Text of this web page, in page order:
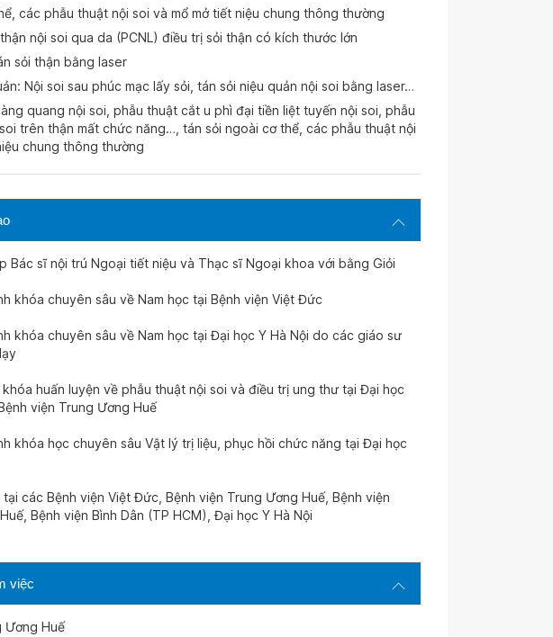
các phẫu thuật nội soi và mổ mở tiết niệu chung thông thường
nội soi qua da (PCNL) điều trị sỏi thận có kích thước lớn
sỏi thận bằng laser
Nội soi sau phúc mạc lấy sỏi, tán sỏi niệu quản nội soi bằng laser…
quang nội soi, phẫu thuật cắt u phì đại tiền liệt tuyến nội soi, phẫu
trên thận mất chức năng…, tán sỏi ngoài cơ thể, các phẫu thuật nội
chung thông thường
Bác sĩ nội trú Ngoại tiết niệu và Thạc sĩ Ngoại khoa với bằng Giỏi
khóa chuyên sâu về Nam học tại Bệnh viện Việt Đức
khóa chuyên sâu về Nam học tại Đại học Y Hà Nội do các giáo sư
huấn luyện về phẫu thuật nội soi và điều trị ung thư tại Đại học
viện Trung Ương Huế
khóa học chuyên sâu Vật lý trị liệu, phục hồi chức năng tại Đại học
các Bệnh viện Việt Đức, Bệnh viện Trung Ương Huế, Bệnh viện
Bệnh viện Bình Dân (TP HCM), Đại học Y Hà Nội
việc
Ương Huế